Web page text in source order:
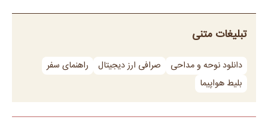
تبلیغات متنی
دانلود نوحه و مداحی صرافی ارز دیجیتال
راهنمای سفر
بلیط هواپیما